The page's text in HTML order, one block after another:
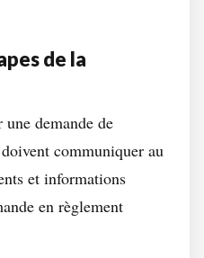
de la
une demande de
communiquer au
et informations
en règlement